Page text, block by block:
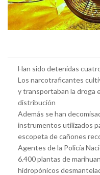
Han sido detenidas
Los narcotraficantes
y transportaban la droga
distribución
Además se han
instrumentos utilizados
escopeta de cañones
Agentes de la Policía
6.400 plantas de
hidropónicos